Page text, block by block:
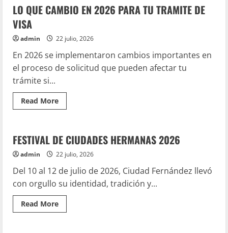
LAS
ARTESANAS
EN
EL
DE
CIUDADES
HERMANAS
LO QUE CAMBIO EN 2026 PARA TU TRAMITE DE
VISA
admin 22 julio, 2026
En 2026 se implementaron cambios importantes en
el proceso de solicitud que pueden afectar tu
trámite si...
Read MoreRead
more
CAMBIO
EN
2026
PARA
TRAMITE
VISA
Artesanias
Hecho en CDFDZ
FESTIVAL DE CIUDADES HERMANAS 2026
admin 22 julio, 2026
Del 10 al 12 de julio de 2026, Ciudad Fernández llevó
con orgullo su identidad, tradición y...
Read MoreRead
more
Enlace Internacional